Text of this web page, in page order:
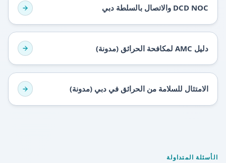
DCD NOC والاتصال بالسلطة دبي
دليل AMC لمكافحة الحرائق (مدونة)
الامتثال للسلامة من الحرائق في دبي (مدونة)
الأسئلة المتداولة